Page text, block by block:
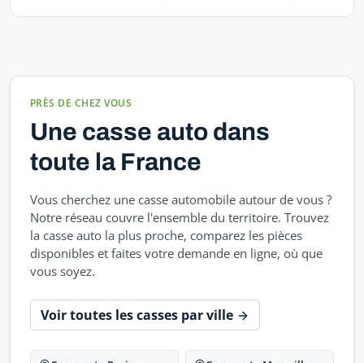
PRÈS DE CHEZ VOUS
Une casse auto dans
toute la France
Vous cherchez une casse automobile autour de vous ?
Notre réseau couvre l'ensemble du territoire. Trouvez
la casse auto la plus proche, comparez les pièces
disponibles et faites votre demande en ligne, où que
vous soyez.
Voir toutes les casses par ville